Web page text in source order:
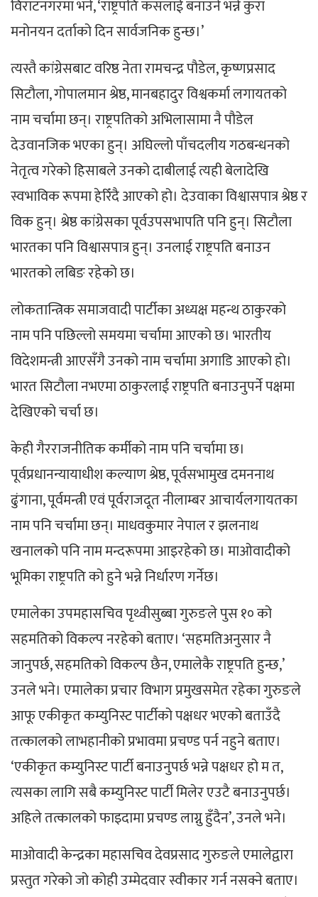
विराटनगरमा भने, ‘राष्ट्रपति कसलाई बनाउने भन्ने कुरा
मनोनयन दर्ताको दिन सार्वजनिक हुन्छ।’
त्यस्तै कांग्रेसबाट वरिष्ठ नेता रामचन्द्र पौडेल, कृष्णप्रसाद
सिटौला, गोपालमान श्रेष्ठ, मानबहादुर विश्वकर्मा लगायतको
नाम चर्चामा छन्। राष्ट्रपतिको अभिलासामा नै पौडेल
देउवानजिक भएका हुन्। अघिल्लो पाँचदलीय गठबन्धनको
नेतृत्व गरेको हिसाबले उनको दाबीलाई त्यही बेलादेखि
स्वभाविक रूपमा हेरिँदै आएको हो। देउवाका विश्वासपात्र श्रेष्ठ र
विक हुन्। श्रेष्ठ कांग्रेसका पूर्वउपसभापति पनि हुन्। सिटौला
भारतका पनि विश्वासपात्र हुन्। उनलाई राष्ट्रपति बनाउन
भारतको लबिङ रहेको छ।
लोकतान्त्रिक समाजवादी पार्टीका अध्यक्ष महन्थ ठाकुरको
नाम पनि पछिल्लो समयमा चर्चामा आएको छ। भारतीय
विदेशमन्त्री आएसँगै उनको नाम चर्चामा अगाडि आएको हो।
भारत सिटौला नभएमा ठाकुरलाई राष्ट्रपति बनाउनुपर्ने पक्षमा
देखिएको चर्चा छ।
केही गैरराजनीतिक कर्मीको नाम पनि चर्चामा छ।
पूर्वप्रधानन्यायाधीश कल्याण श्रेष्ठ, पूर्वसभामुख दमननाथ
ढुंगाना, पूर्वमन्त्री एवं पूर्वराजदूत नीलाम्बर आचार्यलगायतका
नाम पनि चर्चामा छन्। माधवकुमार नेपाल र झलनाथ
खनालको पनि नाम मन्दरूपमा आइरहेको छ। माओवादीको
भूमिका राष्ट्रपति को हुने भन्ने निर्धारण गर्नेछ।
एमालेका उपमहासचिव पृथ्वीसुब्बा गुरुङले पुस १० को
सहमतिको विकल्प नरहेको बताए। ‘सहमतिअनुसार नै
जानुपर्छ, सहमतिको विकल्प छैन, एमालेकै राष्ट्रपति हुन्छ,’
उनले भने। एमालेका प्रचार विभाग प्रमुखसमेत रहेका गुरुङले
आफू एकीकृत कम्युनिस्ट पार्टीको पक्षधर भएको बताउँदै
तत्कालको लाभहानीको प्रभावमा प्रचण्ड पर्न नहुने बताए।
‘एकीकृत कम्युनिस्ट पार्टी बनाउनुपर्छ भन्ने पक्षधर हो म त,
त्यसका लागि सबै कम्युनिस्ट पार्टी मिलेर एउटै बनाउनुपर्छ।
अहिले तत्कालको फाइदामा प्रचण्ड लाग्नु हुँदैन’, उनले भने।
माओवादी केन्द्रका महासचिव देवप्रसाद गुरुङले एमालेद्वारा
प्रस्तुत गरेको जो कोही उम्मेदवार स्वीकार गर्न नसक्ने बताए।